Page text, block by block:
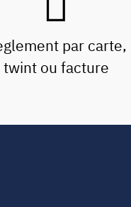
par carte,
twint ou facture